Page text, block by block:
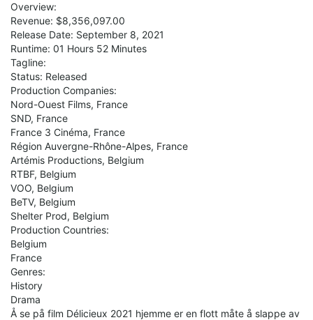
Overview:
Revenue: $8,356,097.00
Release Date: September 8, 2021
Runtime: 01 Hours 52 Minutes
Tagline:
Status: Released
Production Companies:
Nord-Ouest Films, France
SND, France
France 3 Cinéma, France
Région Auvergne-Rhône-Alpes, France
Artémis Productions, Belgium
RTBF, Belgium
VOO, Belgium
BeTV, Belgium
Shelter Prod, Belgium
Production Countries:
Belgium
France
Genres:
History
Drama
Å se på film Délicieux 2021 hjemme er en flott måte å slappe av